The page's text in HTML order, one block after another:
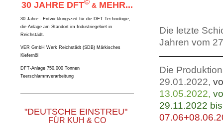
30 JAHRE DFT© & MEHR...
30 Jahre - Entwicklungszeit für die DFT Technologie,
die Anlage am Standort im Industriegebiet in
Reichstädt.
VER GmbH Werk Reichstädt (SDB) Märkisches
Kiefernöl
DFT-Anlage 750.000 Tonnen
Teerschlammverarbeitung
"DEUTSCHE EINSTREU"
FÜR KUH & CO
Die letzte
Jahren vom
Die
29.01.2022,
13.05.2022,
29.11.2022